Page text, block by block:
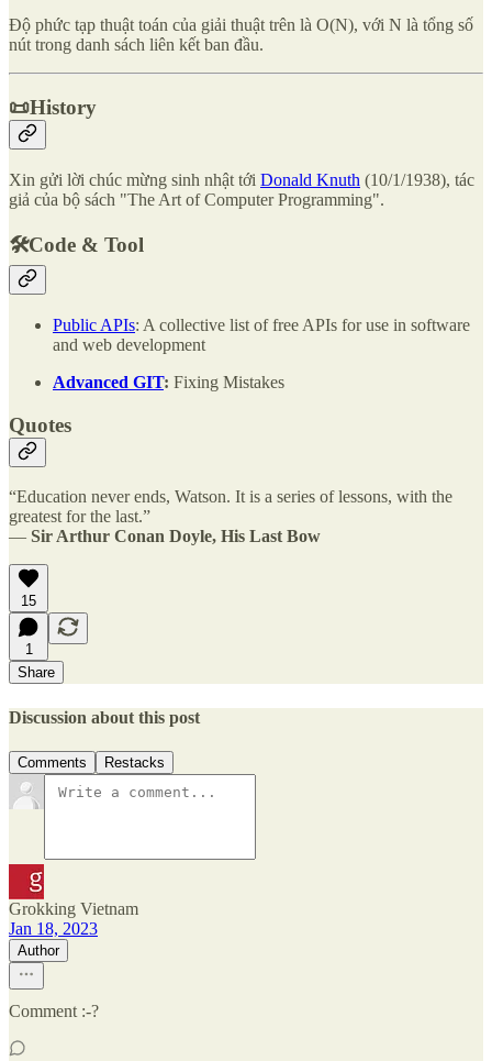
Độ phức tạp thuật toán của giải thuật trên là O(N), với N là tổng số
nút trong danh sách liên kết ban đầu.
📜History
Xin gửi lời chúc mừng sinh nhật tới Donald Knuth (10/1/1938), tác
giả của bộ sách "The Art of Computer Programming".
🛠️Code & Tool
Public APIs: A collective list of free APIs for use in software
and web development
Advanced GIT: Fixing Mistakes
Quotes
“Education never ends, Watson. It is a series of lessons, with the
greatest for the last.”
― Sir Arthur Conan Doyle, His Last Bow
15
1
Share
Discussion about this post
Comments Restacks
Grokking Vietnam
Jan 18, 2023
Author
Comment :-?